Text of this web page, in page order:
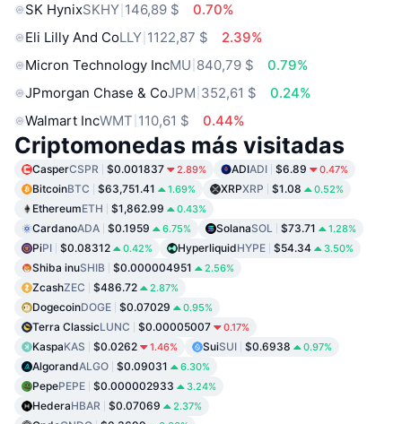
SK HynixSKHY 146,89 $
0.70%
Eli Lilly And CoLLY 1122,87 $
2.39%
Micron Technology IncMU 840,79 $
0.79%
JPmorgan Chase & CoJPM 352,61 $
0.24%
Walmart IncWMT 110,61 $ 0.44%
Criptomonedas más visitadas
CasperCSPR $0.001837 2.89% ADIADI $6.89 0.47%
BitcoinBTC $63,751.41 1.69% XRPXRP $1.08 0.52%
EthereumETH $1,862.99 0.43%
CardanoADA $0.1959 6.75% SolanaSOL $73.71 1.28%
PiPI $0.08312 0.42% HyperliquidHYPE $54.34 3.50%
Shiba inuSHIB $0.000004951 2.56%
ZcashZEC $486.72 2.87%
DogecoinDOGE $0.07029 0.95%
Terra ClassicLUNC $0.00005007 0.17%
KaspaKAS $0.0262 1.46% SuiSUI $0.6938 0.97%
AlgorandALGO $0.09031 6.30%
PepePEPE $0.000002933 3.24%
HederaHBAR $0.07069 2.37%